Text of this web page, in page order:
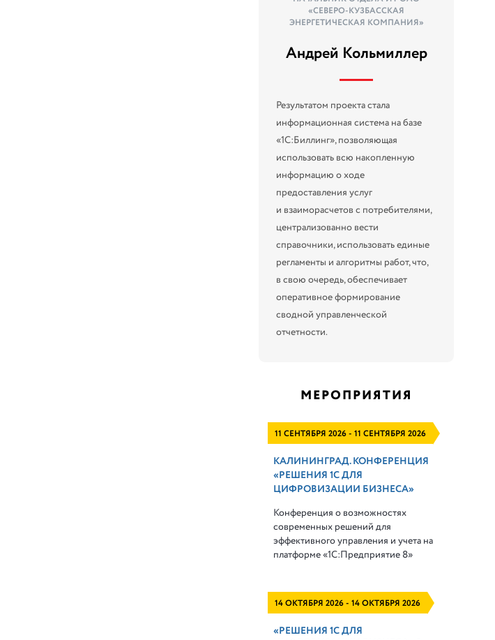
«СЕВЕРО-КУЗБАССКАЯ
ЭНЕРГЕТИЧЕСКАЯ КОМПАНИЯ»
Андрей Кольмиллер
Результатом проекта стала
информационная система на базе
«1С:Биллинг», позволяющая
использовать всю накопленную
информацию о ходе
предоставления услуг
и взаиморасчетов с потребителями,
централизованно вести
справочники, использовать единые
регламенты и алгоритмы работ, что,
в свою очередь, обеспечивает
оперативное формирование
сводной управленческой
отчетности.
МЕРОПРИЯТИЯ
11 СЕНТЯБРЯ 2026 - 11 СЕНТЯБРЯ 2026
КАЛИНИНГРАД. КОНФЕРЕНЦИЯ
«РЕШЕНИЯ 1С ДЛЯ
ЦИФРОВИЗАЦИИ БИЗНЕСА»
Конференция о возможностях
современных решений для
эффективного управления и учета на
платформе«1С:Предприятие 8»
14 ОКТЯБРЯ 2026 - 14 ОКТЯБРЯ 2026
«РЕШЕНИЯ 1С ДЛЯ